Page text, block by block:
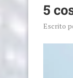
5
Escrito